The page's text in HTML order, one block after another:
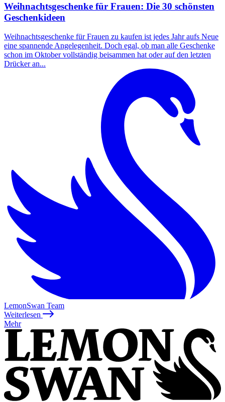
Weihnachtsgeschenke für Frauen: Die 30 schönsten
Geschenkideen
Weihnachtsgeschenke für Frauen zu kaufen ist jedes Jahr aufs Neue
eine spannende Angelegenheit. Doch egal, ob man alle Geschenke
schon im Oktober vollständig beisammen hat oder auf den letzten
Drücker an...
LemonSwan Team
Weiterlesen
Mehr